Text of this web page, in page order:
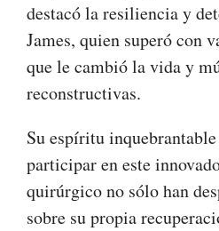
destacó la resiliencia y
James, quien superó con
que le cambió la vida y
reconstructivas.
Su espíritu
participar en este
quirúrgico no sólo han
sobre su propia